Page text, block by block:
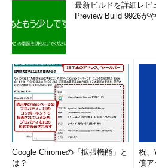
最新ビルドを詳細レビ
Preview Build 9926が
Google Chromeの「拡張機能」と
は？
祝、
償ア